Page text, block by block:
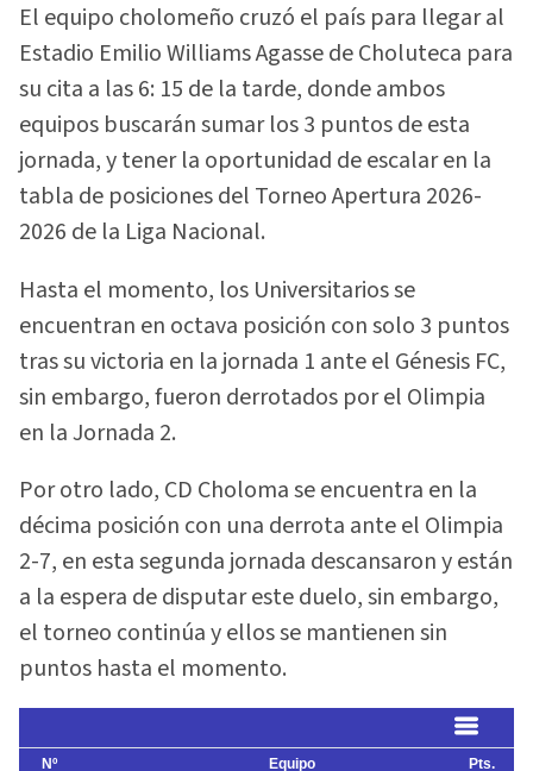
El equipo cholomeño cruzó el país para llegar al
Estadio Emilio Williams Agasse de Choluteca para
su cita a las 6: 15 de la tarde, donde ambos
equipos buscarán sumar los 3 puntos de esta
jornada, y tener la oportunidad de escalar en la
tabla de posiciones del Torneo Apertura 2026-
2026 de la Liga Nacional.
Hasta el momento, los Universitarios se
encuentran en octava posición con solo 3 puntos
tras su victoria en la jornada 1 ante el Génesis FC,
sin embargo, fueron derrotados por el Olimpia
en la Jornada 2.
Por otro lado, CD Choloma se encuentra en la
décima posición con una derrota ante el Olimpia
2-7, en esta segunda jornada descansaron y están
a la espera de disputar este duelo, sin embargo,
el torneo continúa y ellos se mantienen sin
puntos hasta el momento.